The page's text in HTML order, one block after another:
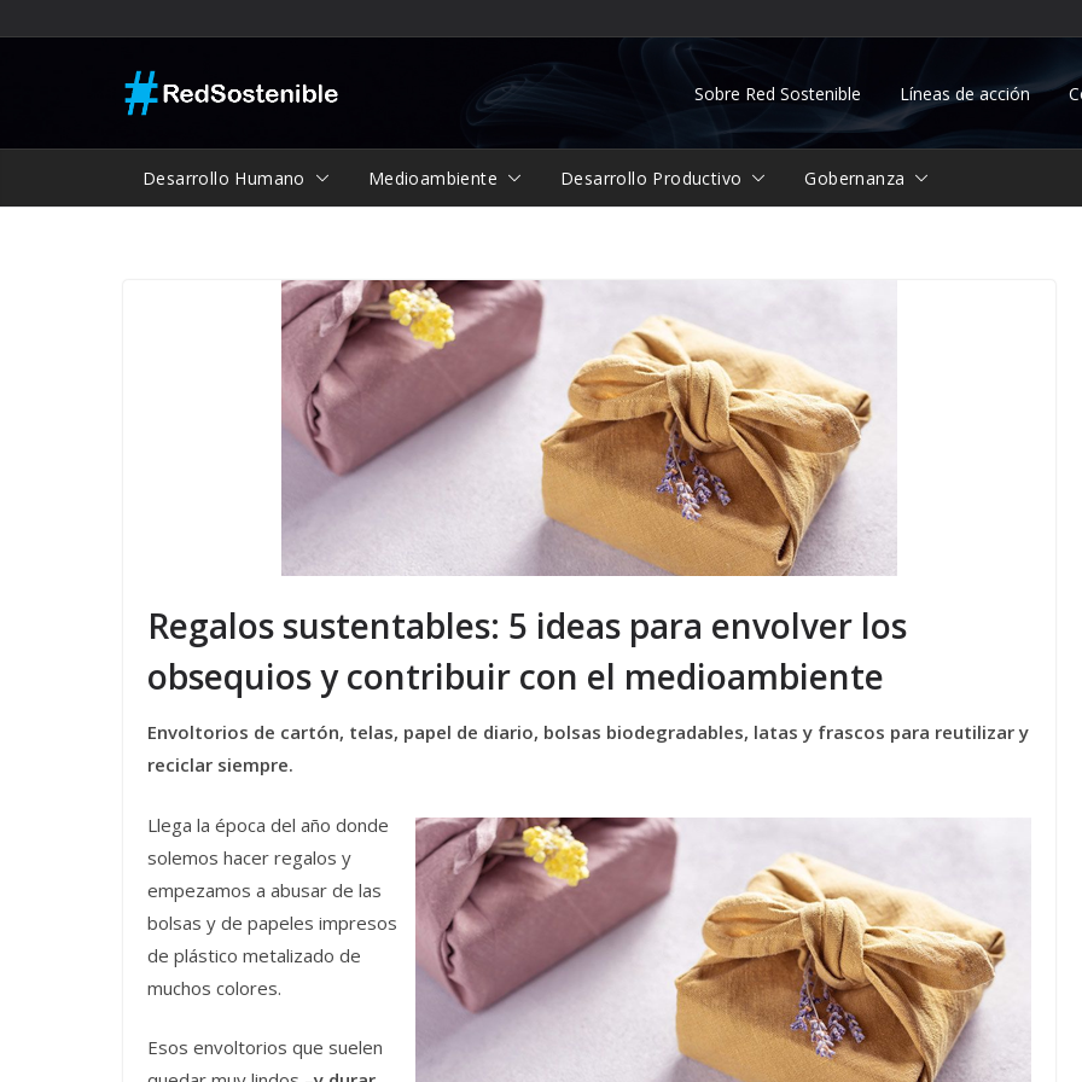
al
Sobre Red Sostenible Líneas de acción
Desarrollo Humano Medioambiente Desarrollo Productivo Gobernanza
Regalos sustentables: 5 ideas para envolver los
obsequios y contribuir con el medioambiente
Envoltorios de cartón, telas, papel de diario, bolsas biodegradables, latas y frascos para reutilizar y
reciclar siempre.
Llega la época del año donde
solemos hacer regalos y
empezamos a abusar de las
bolsas y de papeles impresos
de plástico metalizado de
muchos colores.
Esos envoltorios que suelen
DESTACADAS
importante como actuar